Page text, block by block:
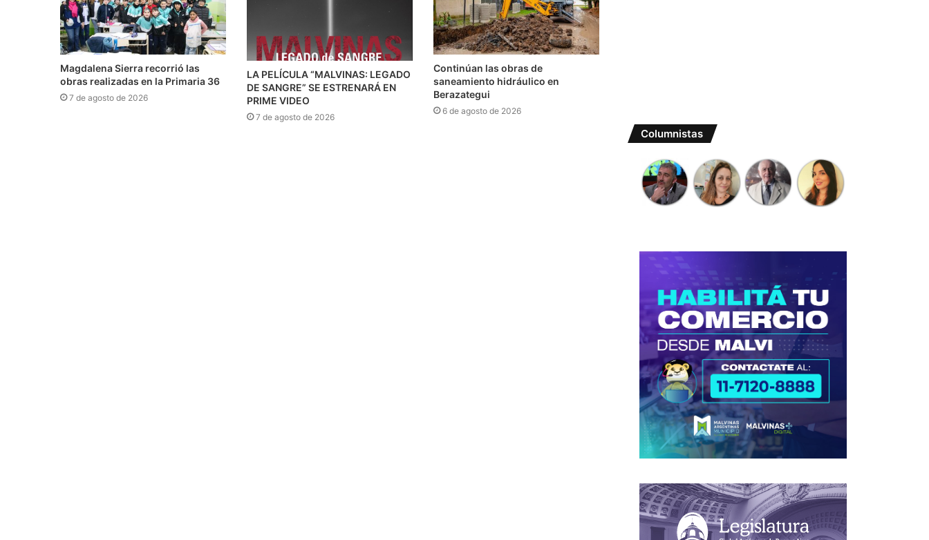
Magdalena Sierra recorrió las
obras realizadas en la Primaria 36
7 de agosto de 2026
LA PELÍCULA “MALVINAS: LEGADO
DE SANGRE” SE ESTRENARÁ EN
PRIME VIDEO
7 de agosto de 2026
Continúan las obras de
saneamiento hidráulico en
Berazategui
6 de agosto de 2026
Columnistas